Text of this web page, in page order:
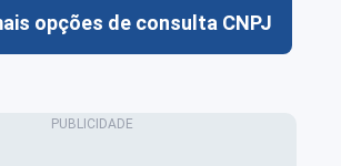
opções de consulta CNPJ